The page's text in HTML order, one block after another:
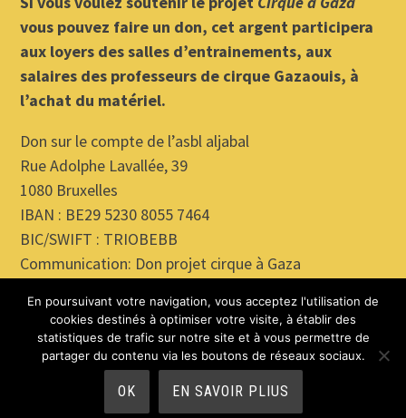
vous pouvez faire un don, cet argent participera
aux loyers des salles d’entrainements, aux
salaires des professeurs de cirque Gazaouis, à
l’achat du matériel.
Don sur le compte de l’asbl aljabal
Rue Adolphe Lavallée, 39
1080 Bruxelles
IBAN : BE29 5230 8055 7464
BIC/SWIFT : TRIOBEBB
Communication: Don projet cirque à Gaza
PROUDLY POWERED BY WORDPRESS
THEME: EDITOR BY
ARRAY
En poursuivant votre navigation, vous acceptez l'utilisation de
cookies destinés à optimiser votre visite, à établir des
statistiques de trafic sur notre site et à vous permettre de
partager du contenu via les boutons de réseaux sociaux.
OK EN SAVOIR PLIUS